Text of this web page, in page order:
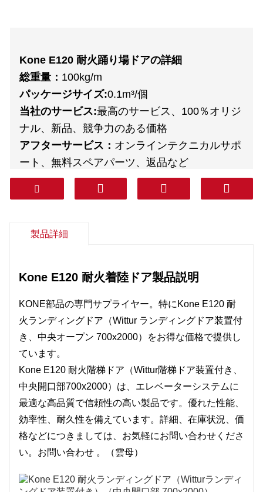
Kone E120 耐火踊り場ドアの詳細
総重量： 100kg/m
パッケージサイズ:0.1m³/個
当社のサービス:最高のサービス、100％オリジ
ナル、新品、競争力のある価格
アフターサービス： オンラインテクニカルサポ
ート、無料スペアパーツ、返品など
保証：1年
宅配業者: DHL、FEDEX、TNT、UPS、
ドアツードア（プロフェッショナルライン、税
米、チリ、メキシコ。
製品詳細
Kone E120 耐火着陸ドア製品説明
KONE部品の専門サプライヤー。特にKone E120 耐
火ランディングドア（Wittur ランディングドア装置付
き、中央オープン 700x2000）をお得な価格で提供し
ています。
Kone E120 耐火階梯ドア（Wittur階梯ドア装置付き、
中央開口部700x2000）は、エレベーターシステムに
最適な高品質で信頼性の高い製品です。優れた性能、
効率性、耐久性を備えています。詳細、在庫状況、価
格などにつきましては、お気軽にお問い合わせくださ
い。 お問い合わせ 。（雲母）